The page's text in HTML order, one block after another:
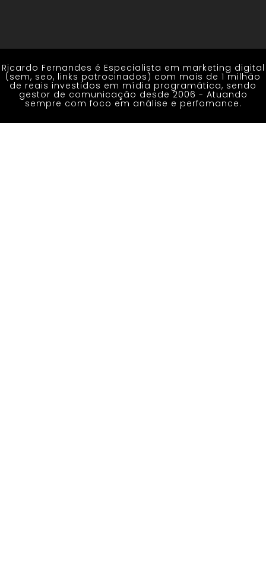
Ricardo Fernandes é Especialista em marketing digital
(sem, seo, links patrocinados) com mais de 1 milhão
de reais investidos em mídia programática, sendo
gestor de comunicação desde 2006 - Atuando
sempre com foco em análise e perfomance.